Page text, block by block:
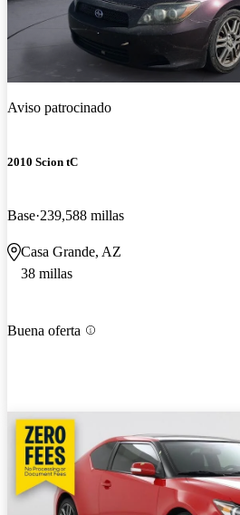
Aviso patrocinado
2010 Scion tC
Base 239,588 millas
Casa Grande, AZ
38 millas
Buena oferta